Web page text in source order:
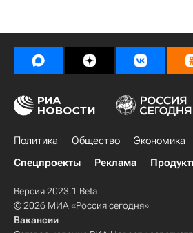
Политика Общество Экономика
Спецпроекты
Реклама
Версия 2023.1 Beta
© 2026 МИА «Россия сегодня»
Вакансии